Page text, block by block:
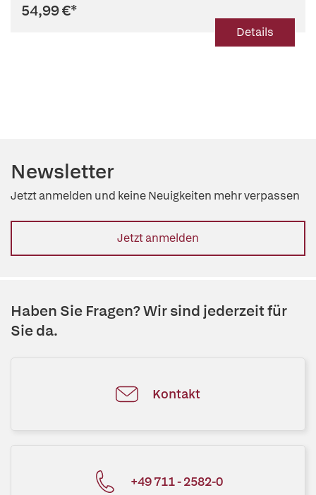
54,99 €*
Details
Newsletter
Jetzt anmelden und keine Neuigkeiten mehr verpassen
Jetzt anmelden
Haben Sie Fragen? Wir sind jederzeit für
Sie da.
Kontakt
+49 711 - 2582-0